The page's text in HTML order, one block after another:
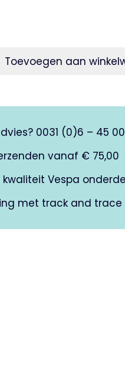
Toevoegen aan
0031 (0)6 – 45
vanaf € 75,00
kwaliteit Vespa
met track and trace